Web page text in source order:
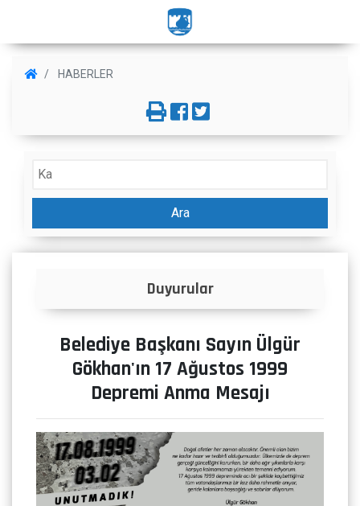
HABERLER
Ara
Duyurular
Belediye Başkanı Sayın Ülgür
Gökhan'ın 17 Ağustos 1999
Depremi Anma Mesajı